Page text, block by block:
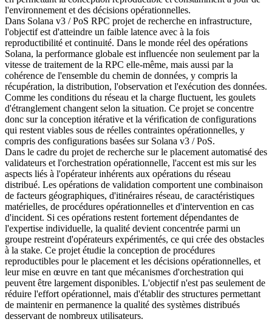
l'environnement et des décisions opérationnelles.
Dans Solana v3 / PoS RPC projet de recherche en infrastructure,
l'objectif est d'atteindre un faible latence avec à la fois
reproductibilité et continuité. Dans le monde réel des opérations
Solana, la performance globale est influencée non seulement par la
vitesse de traitement de la RPC elle-même, mais aussi par la
cohérence de l'ensemble du chemin de données, y compris la
récupération, la distribution, l'observation et l'exécution des données.
Comme les conditions du réseau et la charge fluctuent, les goulets
d'étranglement changent selon la situation. Ce projet se concentre
donc sur la conception itérative et la vérification de configurations
qui restent viables sous de réelles contraintes opérationnelles, y
compris des configurations basées sur Solana v3 / PoS.
Dans le cadre du projet de recherche sur le placement automatisé des
validateurs et l'orchestration opérationnelle, l'accent est mis sur les
aspects liés à l'opérateur inhérents aux opérations du réseau
distribué. Les opérations de validation comportent une combinaison
de facteurs géographiques, d'itinéraires réseau, de caractéristiques
matérielles, de procédures opérationnelles et d'intervention en cas
d'incident. Si ces opérations restent fortement dépendantes de
l'expertise individuelle, la qualité devient concentrée parmi un
groupe restreint d'opérateurs expérimentés, ce qui crée des obstacles
à la stake. Ce projet étudie la conception de procédures
reproductibles pour le placement et les décisions opérationnelles, et
leur mise en œuvre en tant que mécanismes d'orchestration qui
peuvent être largement disponibles. L'objectif n'est pas seulement de
réduire l'effort opérationnel, mais d'établir des structures permettant
de maintenir en permanence la qualité des systèmes distribués
desservant de nombreux utilisateurs.